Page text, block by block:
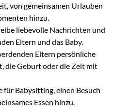
von gemeinsamen Urlauben
hinzu.
liebevolle Nachrichten und
Eltern und das Baby.
Eltern persönliche
die Geburt oder die Zeit mit
für Babysitting, einen Besuch
Essen hinzu.